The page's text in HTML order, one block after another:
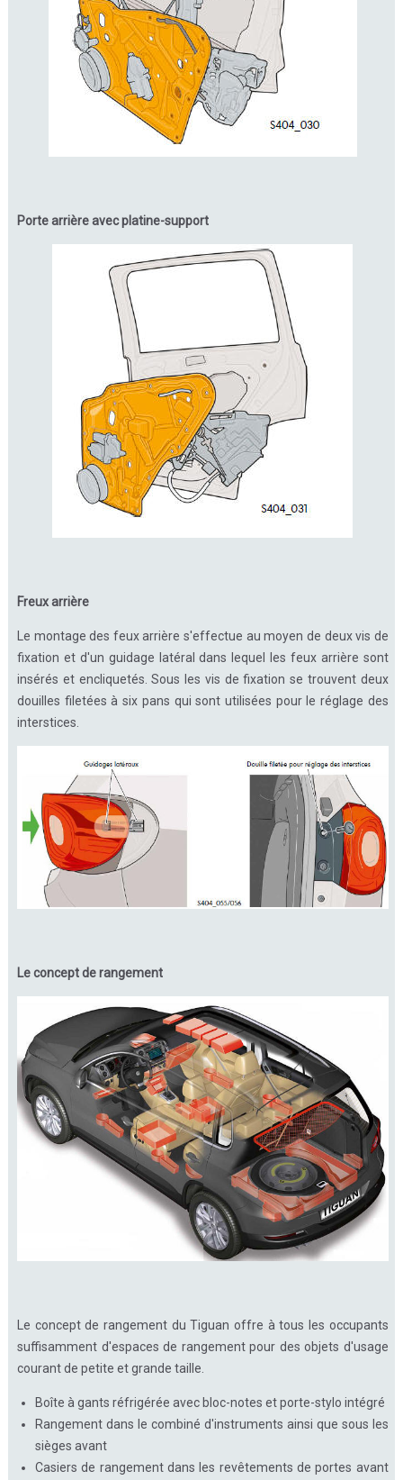
Porte arrière avec platine-support
Freux arrière
Le montage des feux arrière s'effectue au moyen de deux vis de
fixation et d'un guidage latéral dans lequel les feux arrière sont
insérés et encliquetés. Sous les vis de fixation se trouvent deux
douilles filetées à six pans qui sont utilisées pour le réglage des
interstices.
Le concept de rangement
Le concept de rangement du Tiguan offre à tous les occupants
suffisamment d'espaces de rangement pour des objets d'usage
courant de petite et grande taille.
Boîte à gants réfrigérée avec bloc-notes et porte-stylo intégré
Rangement dans le combiné d'instruments ainsi que sous les
sièges avant
Casiers de rangement dans les revêtements de portes avant